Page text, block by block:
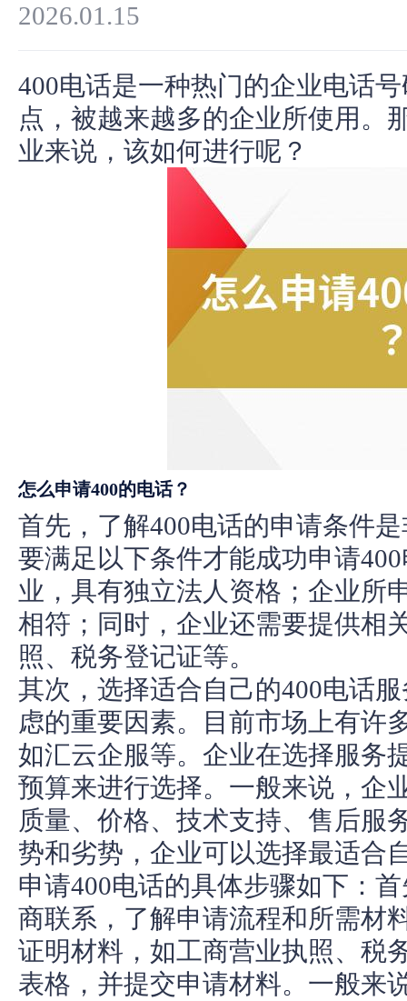
2026.01.15
400电话是一种热门的企业电话
点，被越来越多的企业所使用。
业来说，该如何进行呢？
怎么申请400的电话？
首先，了解400电话的申请条件
要满足以下条件才能成功申请
业，具有独立法人资格；企业所
相符；同时，企业还需要提供相
照、税务登记证等。
其次，选择适合自己的400电话
虑的重要因素。目前市场上有许
如汇云企服等。企业在选择服务
预算来进行选择。一般来说，企
质量、价格、技术支持、售后服
势和劣势，企业可以选择最适合
申请400电话的具体步骤如下：
商联系，了解申请流程和所需材
证明材料，如工商营业执照、税
表格，并提交申请材料。一般来